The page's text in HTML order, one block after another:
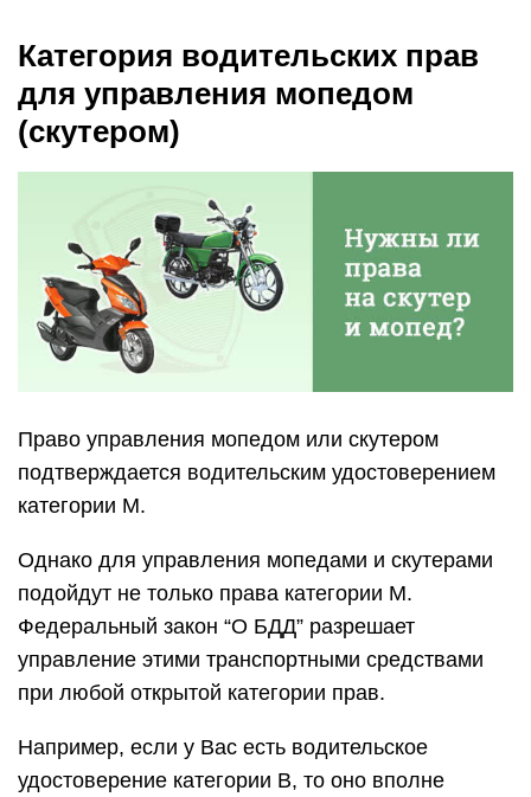
Категория водительских прав
для управления мопедом
(скутером)
Право управления мопедом или скутером
подтверждается водительским удостоверением
категории М.
Однако для управления мопедами и скутерами
подойдут не только права категории М.
Федеральный закон “О БДД” разрешает
управление этими транспортными средствами
при любой открытой категории прав.
Например, если у Вас есть водительское
удостоверение категории B, то оно вполне